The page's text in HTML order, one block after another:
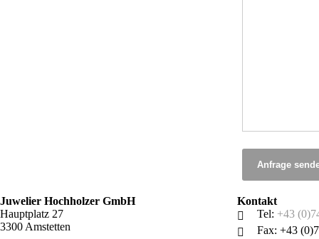
Anfrage
Juwelier Hochholzer GmbH
Hauptplatz 27
3300 Amstetten
Kontakt
Tel: +43
Fax: +43